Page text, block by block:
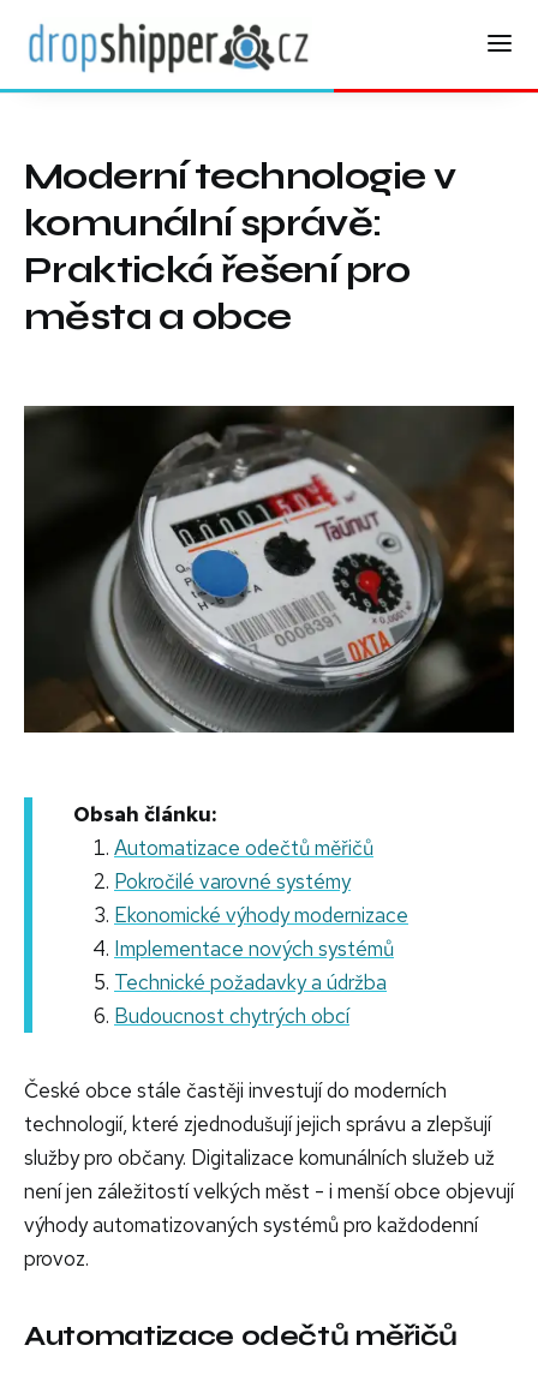
Moderní technologie v
komunální správě:
Praktická řešení pro
města a obce
Obsah článku:
Automatizace odečtů měřičů
Pokročilé varovné systémy
Ekonomické výhody modernizace
Implementace nových systémů
Technické požadavky a údržba
Budoucnost chytrých obcí
České obce stále častěji investují do moderních
technologií, které zjednodušují jejich správu a zlepšují
služby pro občany. Digitalizace komunálních služeb už
není jen záležitostí velkých měst - i menší obce objevují
výhody automatizovaných systémů pro každodenní
provoz.
Automatizace odečtů měřičů